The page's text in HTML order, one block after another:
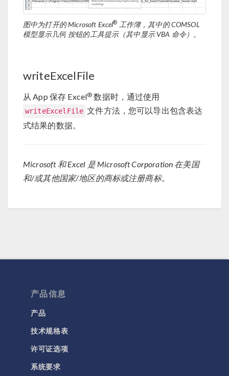
图中为打开的 Microsoft Excel® 工作簿，其中的 COMSOL
模型显示几何按钮的工具提示（其中显示 VBA 命令）。
writeExcelFile
从 App 保存 Excel® 数据时，通过使用
writeExcelFile 文件方法，您可以导出包含表达
式结果的数据。
Microsoft 和 Excel 是 Microsoft Corporation 在美国
和/或其他国家/地区的商标或注册商标。
产品信息
产品
技术规格表
许可证选项
系统要求